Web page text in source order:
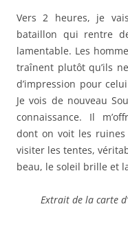
Vers 2 heures, je
bataillon qui rentre
lamentable. Les
traînent plutôt qu’ils
d’impression pour
Je vois de nouveau
connaissance. Il
dont on voit les ruines
visiter les tentes,
beau, le soleil brille et
Extrait de la carte